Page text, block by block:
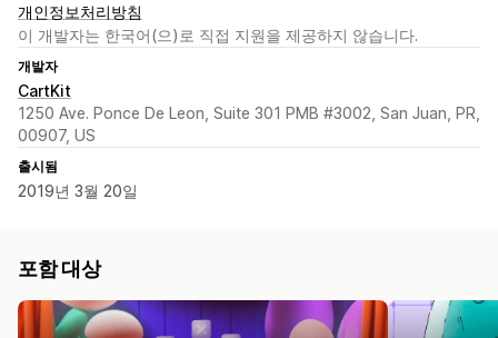
개인정보처리방침
이 개발자는 한국어(으)로 직접 지원을 제공하지 않습니다.
개발자
CartKit
1250 Ave. Ponce De Leon, Suite 301 PMB #3002, San Juan, PR,
00907, US
출시됨
2019년 3월 20일
포함 대상